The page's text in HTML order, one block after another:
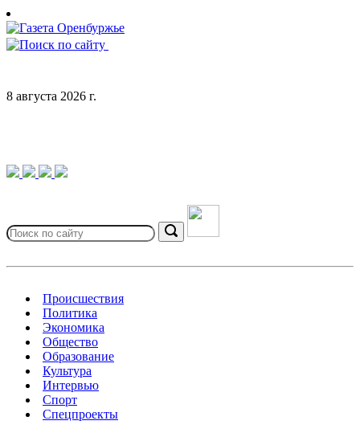
Skip
to
content
8 августа 2026 г.
for:
Search
Происшествия
Политика
Экономика
Общество
Образование
Культура
Интервью
Спорт
Спецпроекты